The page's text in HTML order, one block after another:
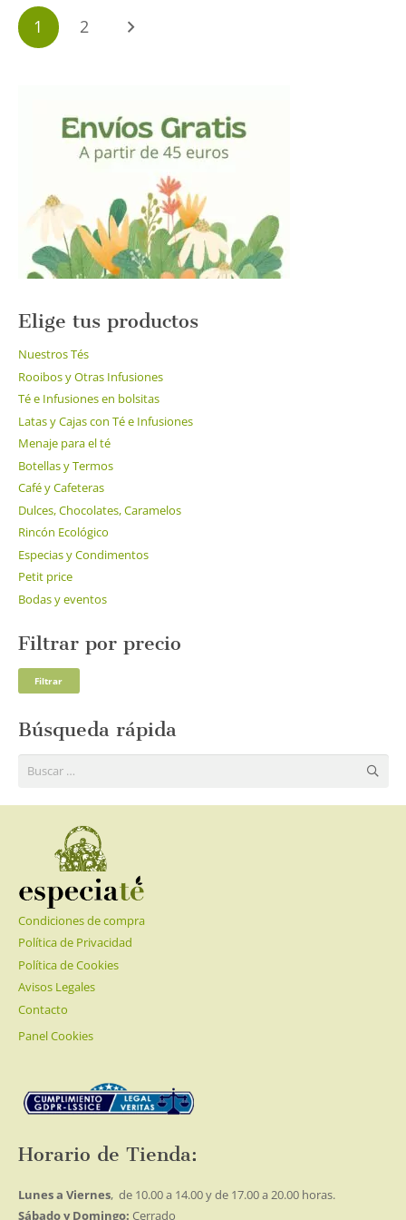
13.50€
elegir
en
la
producto
Paginación
de
1 2
Elige tus productos
Nuestros Tés
Rooibos y Otras Infusiones
Té e Infusiones en bolsitas
Latas y Cajas con Té e Infusiones
Menaje para el té
Botellas y Termos
Café y Cafeteras
Dulces, Chocolates, Caramelos
Rincón Ecológico
Especias y Condimentos
Petit price
Bodas y eventos
Filtrar por precio
Filtrar
Búsqueda rápida
Buscar:
Condiciones de compra
Política de Privacidad
Política de Cookies
Avisos Legales
Contacto
Panel Cookies
Horario de Tienda:
Lunes a Viernes, de 10.00 a 14.00 y de 17.00 a 20.00 horas.
Sábado y Domingo: Cerrado